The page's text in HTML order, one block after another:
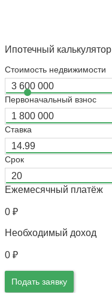
Ипотечный калькулятор
Стоимость недвижимости
Первоначальный взнос
Ставка
Срок
Ежемесячный платёж
0 ₽
Необходимый доход
0 ₽
Подать заявку